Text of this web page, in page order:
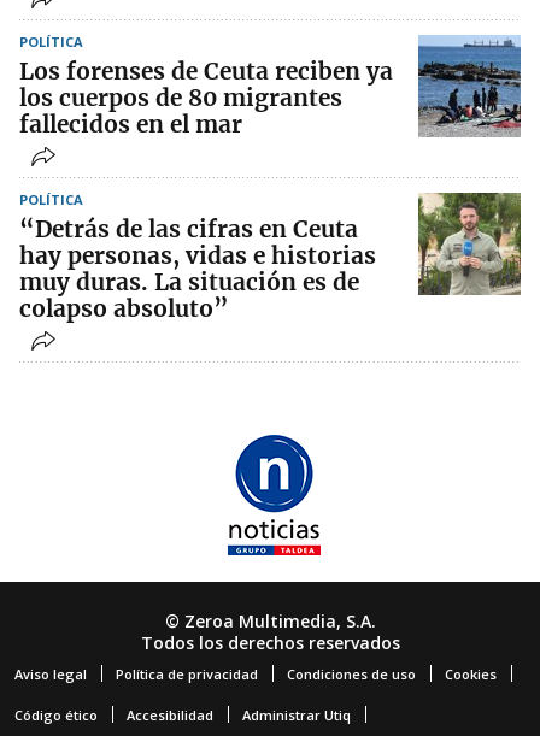
POLÍTICA
Los forenses de Ceuta reciben ya
los cuerpos de 80 migrantes
fallecidos en el mar
POLÍTICA
“Detrás de las cifras en Ceuta
hay personas, vidas e historias
muy duras. La situación es de
colapso absoluto”
© Zeroa Multimedia, S.A.
Todos los derechos reservados
Aviso legal Política de privacidad Condiciones de uso Cookies
Código ético Accesibilidad Administrar Utiq